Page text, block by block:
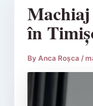
în
By Anca Roșca /